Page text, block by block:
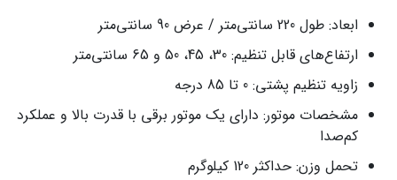
ابعاد: طول 220 سانتی‌متر / عرض 90 سانتی‌متر
ارتفاع‌های قابل تنظیم: 30، 45، 50 و 65 سانتی‌متر
زاویه تنظیم پشتی: 0 تا 85 درجه
مشخصات موتور: دارای یک موتور برقی با قدرت بالا و عملکرد
کم‌صدا
تحمل وزن: حداکثر 120 کیلوگرم